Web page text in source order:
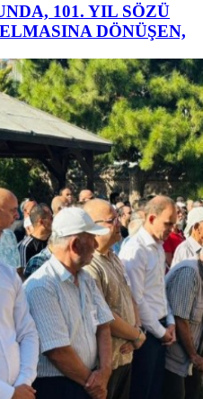
101. YIL SÖZÜ
DÖNÜŞEN,